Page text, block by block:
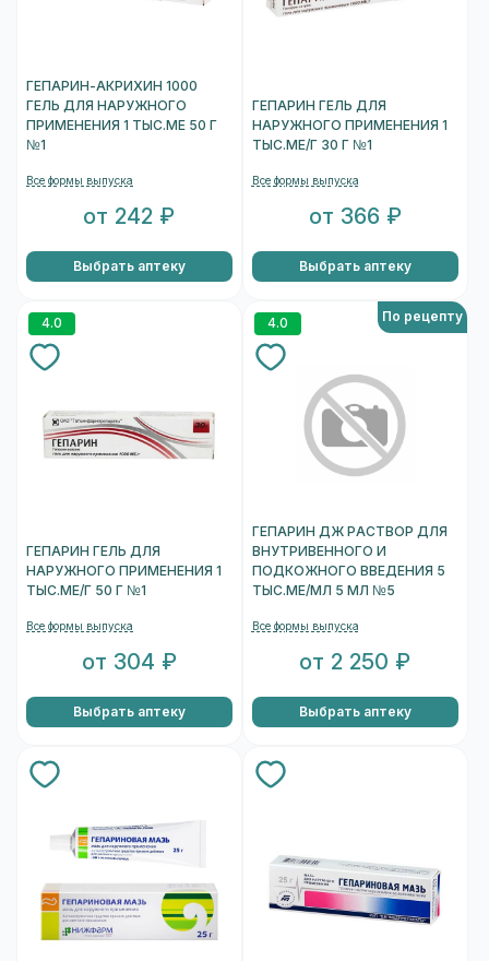
ГЕПАРИН-АКРИХИН 1000
ГЕЛЬ ДЛЯ НАРУЖНОГО
ПРИМЕНЕНИЯ 1 ТЫС.МЕ 50 Г
№1
Все формы выпуска
от 242 ₽
Выбрать аптеку
ГЕПАРИН ГЕЛЬ ДЛЯ
НАРУЖНОГО ПРИМЕНЕНИЯ 1
ТЫС.МЕ/Г 30 Г №1
Все формы выпуска
от 366 ₽
Выбрать аптеку
4.0
ГЕПАРИН ГЕЛЬ ДЛЯ
НАРУЖНОГО ПРИМЕНЕНИЯ 1
ТЫС.МЕ/Г 50 Г №1
Все формы выпуска
от 304 ₽
Выбрать аптеку
4.0 По рецепту
ГЕПАРИН ДЖ РАСТВОР ДЛЯ
ВНУТРИВЕННОГО И
ПОДКОЖНОГО ВВЕДЕНИЯ 5
ТЫС.МЕ/МЛ 5 МЛ №5
Все формы выпуска
от 2 250 ₽
Выбрать аптеку